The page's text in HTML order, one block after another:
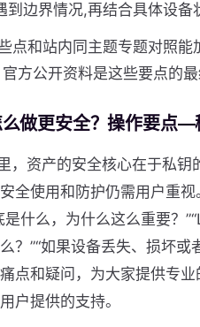
边界情况,再结合具体设备
点和站内同主题专题对照
方公开资料是这些要点的最
做更安全？操作要点—
，资产的安全核心在于私
全使用和防护仍需用户重
什么，为什么这么重要？
？”“如果设备丢失、损坏
点和疑问，为大家提供专
户提供的支持。